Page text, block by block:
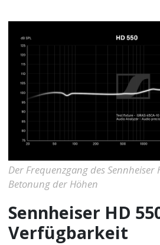
Der Frequenzgang des Sennheiser
Betonung der Höhen
Sennheiser HD
Verfügbarkeit